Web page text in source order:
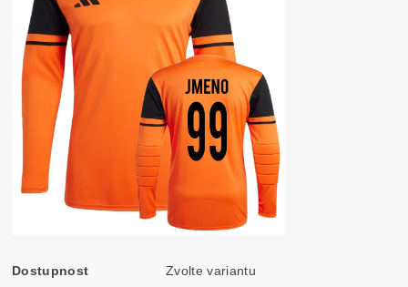
Dostupnost Zvolte variantu